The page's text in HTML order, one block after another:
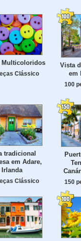
Multicoloridos
Clássico
Vista
em
100
tradicional
em Adare,
Irlanda
Clássico 150